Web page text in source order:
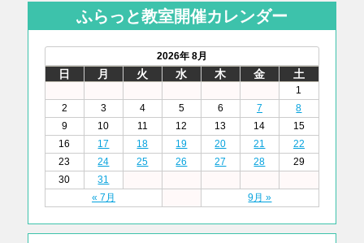
ふらっと教室開催カレンダー
2026年 8月
日 月 火 水 木 金 土
1
2
3 4 5 6 7
8
9
10 11 12 13 14
15
16
17 18 19 20 21
22
23
24 25 26 27 28
29
30
31
« 7月
9月 »